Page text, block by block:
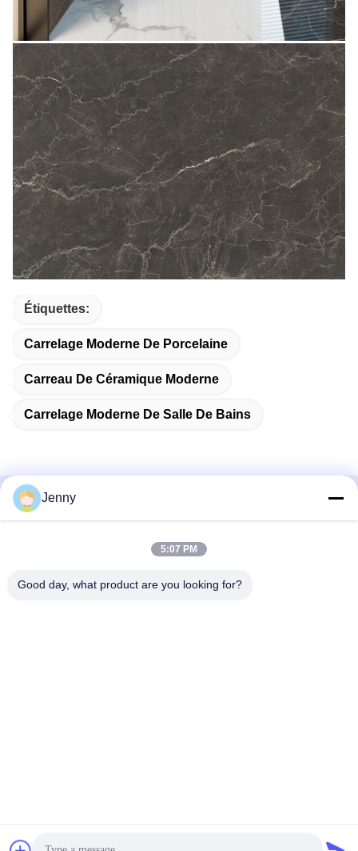
Étiquettes:
Carrelage Moderne De Porcelaine
Carreau De Céramique Moderne
Carrelage Moderne De Salle De Bains
Contactez rapidement
Mall, rue Wugang, région de Chancheng, ville de Foshan,
Jenny
5:07 PM
Good day, what product are you looking for?